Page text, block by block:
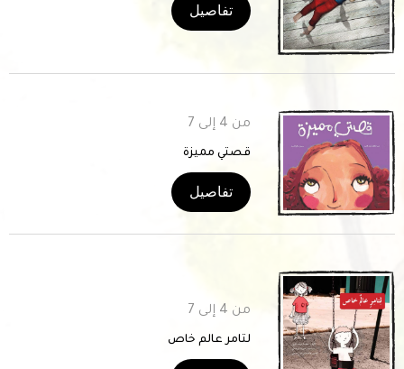
تفاصيل
من 4 إلى 7
قصتي مميزة
تفاصيل
من 4 إلى 7
لتامر عالم خاص